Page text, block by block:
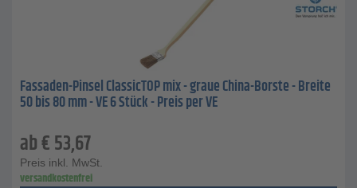
Fassaden-Pinsel ClassicTOP mix - graue China-Borste - Breite
50 bis 80 mm - VE 6 Stück - Preis per VE
ab€53,67
Preis inkl. MwSt.
versandkostenfrei